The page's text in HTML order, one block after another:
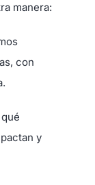
manera:
con
y